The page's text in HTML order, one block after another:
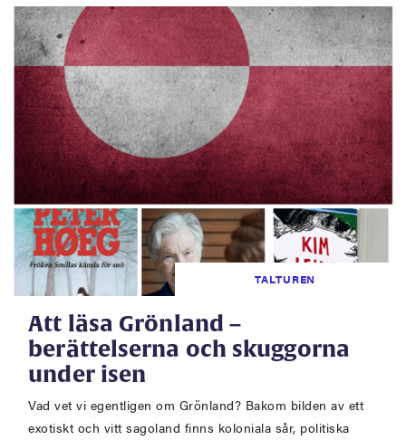
TALTUREN
Att läsa Grönland –
berättelserna och skuggorna
under isen
Vad vet vi egentligen om Grönland? Bakom bilden av ett
exotiskt och vitt sagoland finns koloniala sår, politiska